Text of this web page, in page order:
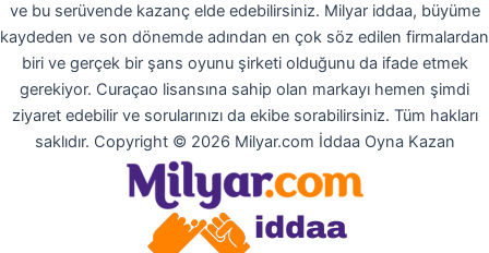
ve bu serüvende kazanç elde edebilirsiniz. Milyar iddaa, büyüme
kaydeden ve son dönemde adından en çok söz edilen firmalardan
biri ve gerçek bir şans oyunu şirketi olduğunu da ifade etmek
gerekiyor. Curaçao lisansına sahip olan markayı hemen şimdi
ziyaret edebilir ve sorularınızı da ekibe sorabilirsiniz. Tüm hakları
saklıdır. Copyright © 2026 Milyar.com İddaa Oyna Kazan